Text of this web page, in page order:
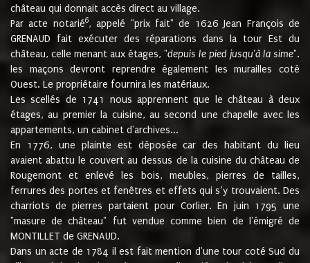
château qui donnait accès direct au village.
Par acte notarié6, appelé "prix fait" de 1626 Jean François de
GRENAUD fait exécuter des réparations dans la tour Est du
château, celle menant aux étages, "depuis le pied jusqu'à la sime".
les maçons devront reprendre également les murailles coté
Ouest. Le propriétaire fournira les matériaux.
Les scellés de 1741 nous apprennent que le château à deux
étages, au premier la cuisine, au second une chapelle avec les
appartements, un cabinet d'archives...
En 1776, une plainte est déposée car des habitant du lieu
avaient abattu le couvert au dessus de la cuisine du château de
Rougemont et enlevé les bois, meubles, pierres de tailles,
ferrures des portes et fenêtres et effets qui s’y trouvaient. Des
charriots de pierres partaient pour Corlier. En juin 1795 une
"masure de château" fut vendue comme bien de l'émigré de
MONTILLET de GRENAUD.
Dans un acte de 1784 il est fait mention d'une tour coté Sud du